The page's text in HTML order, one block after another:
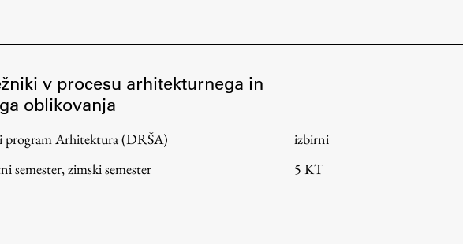
v procesu arhitekturnega in
oblikovanja
program Arhitektura (DRŠA)
semester, zimski semester
izbirni
5 KT